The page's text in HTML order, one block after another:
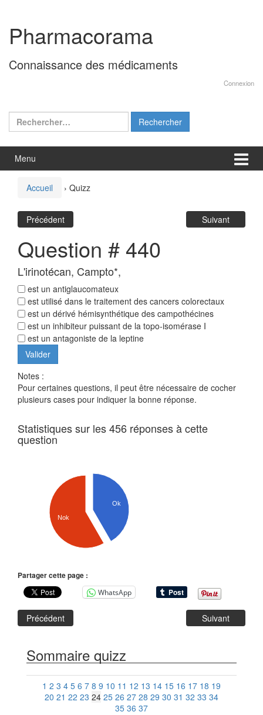
contenu
menu
principal
Pharmacorama
Connaissance des médicaments
Connexion
Rechercher :
Menu
Accueil › Quizz
Précédent Suivant
Question # 440
L'irinotécan, Campto*,
est un antiglaucomateux
est utilisé dans le traitement des cancers colorectaux
est un dérivé hémisynthétique des campothécines
est un inhibiteur puissant de la topo-isomérase I
est un antagoniste de la leptine
Notes :
Pour certaines questions, il peut être nécessaire de cocher
plusieurs cases pour indiquer la bonne réponse.
Statistiques sur les 456 réponses à cette
question
Ok
Nok
Partager cette page :
WhatsApp
Précédent Suivant
Sommaire quizz
1 2 3 4 5 6 7 8 9 10 11 12 13 14 15 16 17 18 19
20 21 22 23 24 25 26 27 28 29 30 31 32 33 34
35 36 37